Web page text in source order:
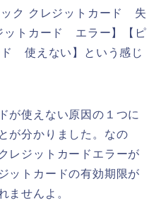
ック クレジットカード 失
ットカード エラー】【ピ
使えない】という感じ
が使えない原因の１つに
が分かりました。なの
レジットカードエラーが
ットカードの有効期限が
ませんよ。